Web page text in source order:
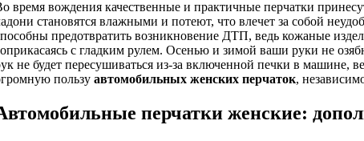
время вождения качественные и практичные перчатки
становятся влажными и потеют, что влечет за собой
предотвратить возникновение ДТП, ведь кожаные
с гладким рулем. Осенью и зимой ваши руки не
не будет пересушиваться из-за включенной печки в
пользу автомобильных женских перчаток,
перчатки женские: